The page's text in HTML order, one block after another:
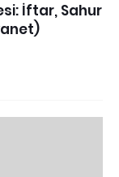
İftar, Sahur